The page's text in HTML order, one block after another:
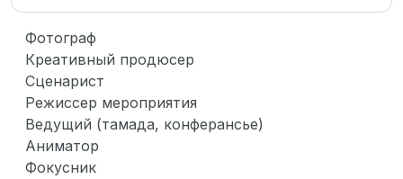
Фотограф
Креативный продюсер
Сценарист
Режиссер мероприятия
Ведущий (тамада, конферансье)
Аниматор
Фокусник